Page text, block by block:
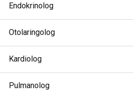
Endokrinolog
Otolaringolog
Kardiolog
Pulmanolog